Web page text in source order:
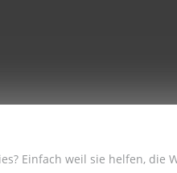
Einfach weil sie helfen, die